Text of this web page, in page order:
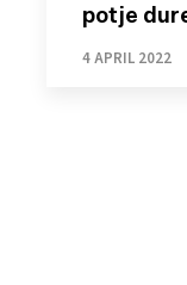
potje
4 APRIL 2022